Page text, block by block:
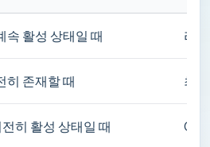
속 활성 상태일 때 리
히 존재할 때 최
히 활성 상태일 때 QR